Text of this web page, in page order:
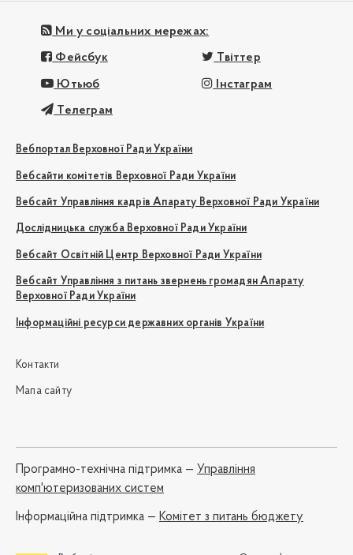
Ми у соціальних мережах:
Фейсбук Твіттер
Ютьюб Інстаграм
Телеграм
Вебпортал Верховної Ради України
Вебсайти комітетів Верховної Ради України
Вебсайт Управління кадрів Апарату Верховної Ради України
Дослідницька служба Верховної Ради України
Вебсайт Освітній Центр Верховної Ради України
Вебсайт Управління з питань звернень громадян Апарату
Верховної Ради України
Інформаційні ресурси державних органів України
Контакти
Мапа сайту
Програмно-технічна підтримка — Управління
комп'ютеризованих систем
Iнформаційна підтримка — Комітет з питань бюджету